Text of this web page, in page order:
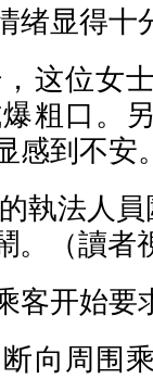
绪显得十
这位女
粗口。
感到不安
客开始要
向周围